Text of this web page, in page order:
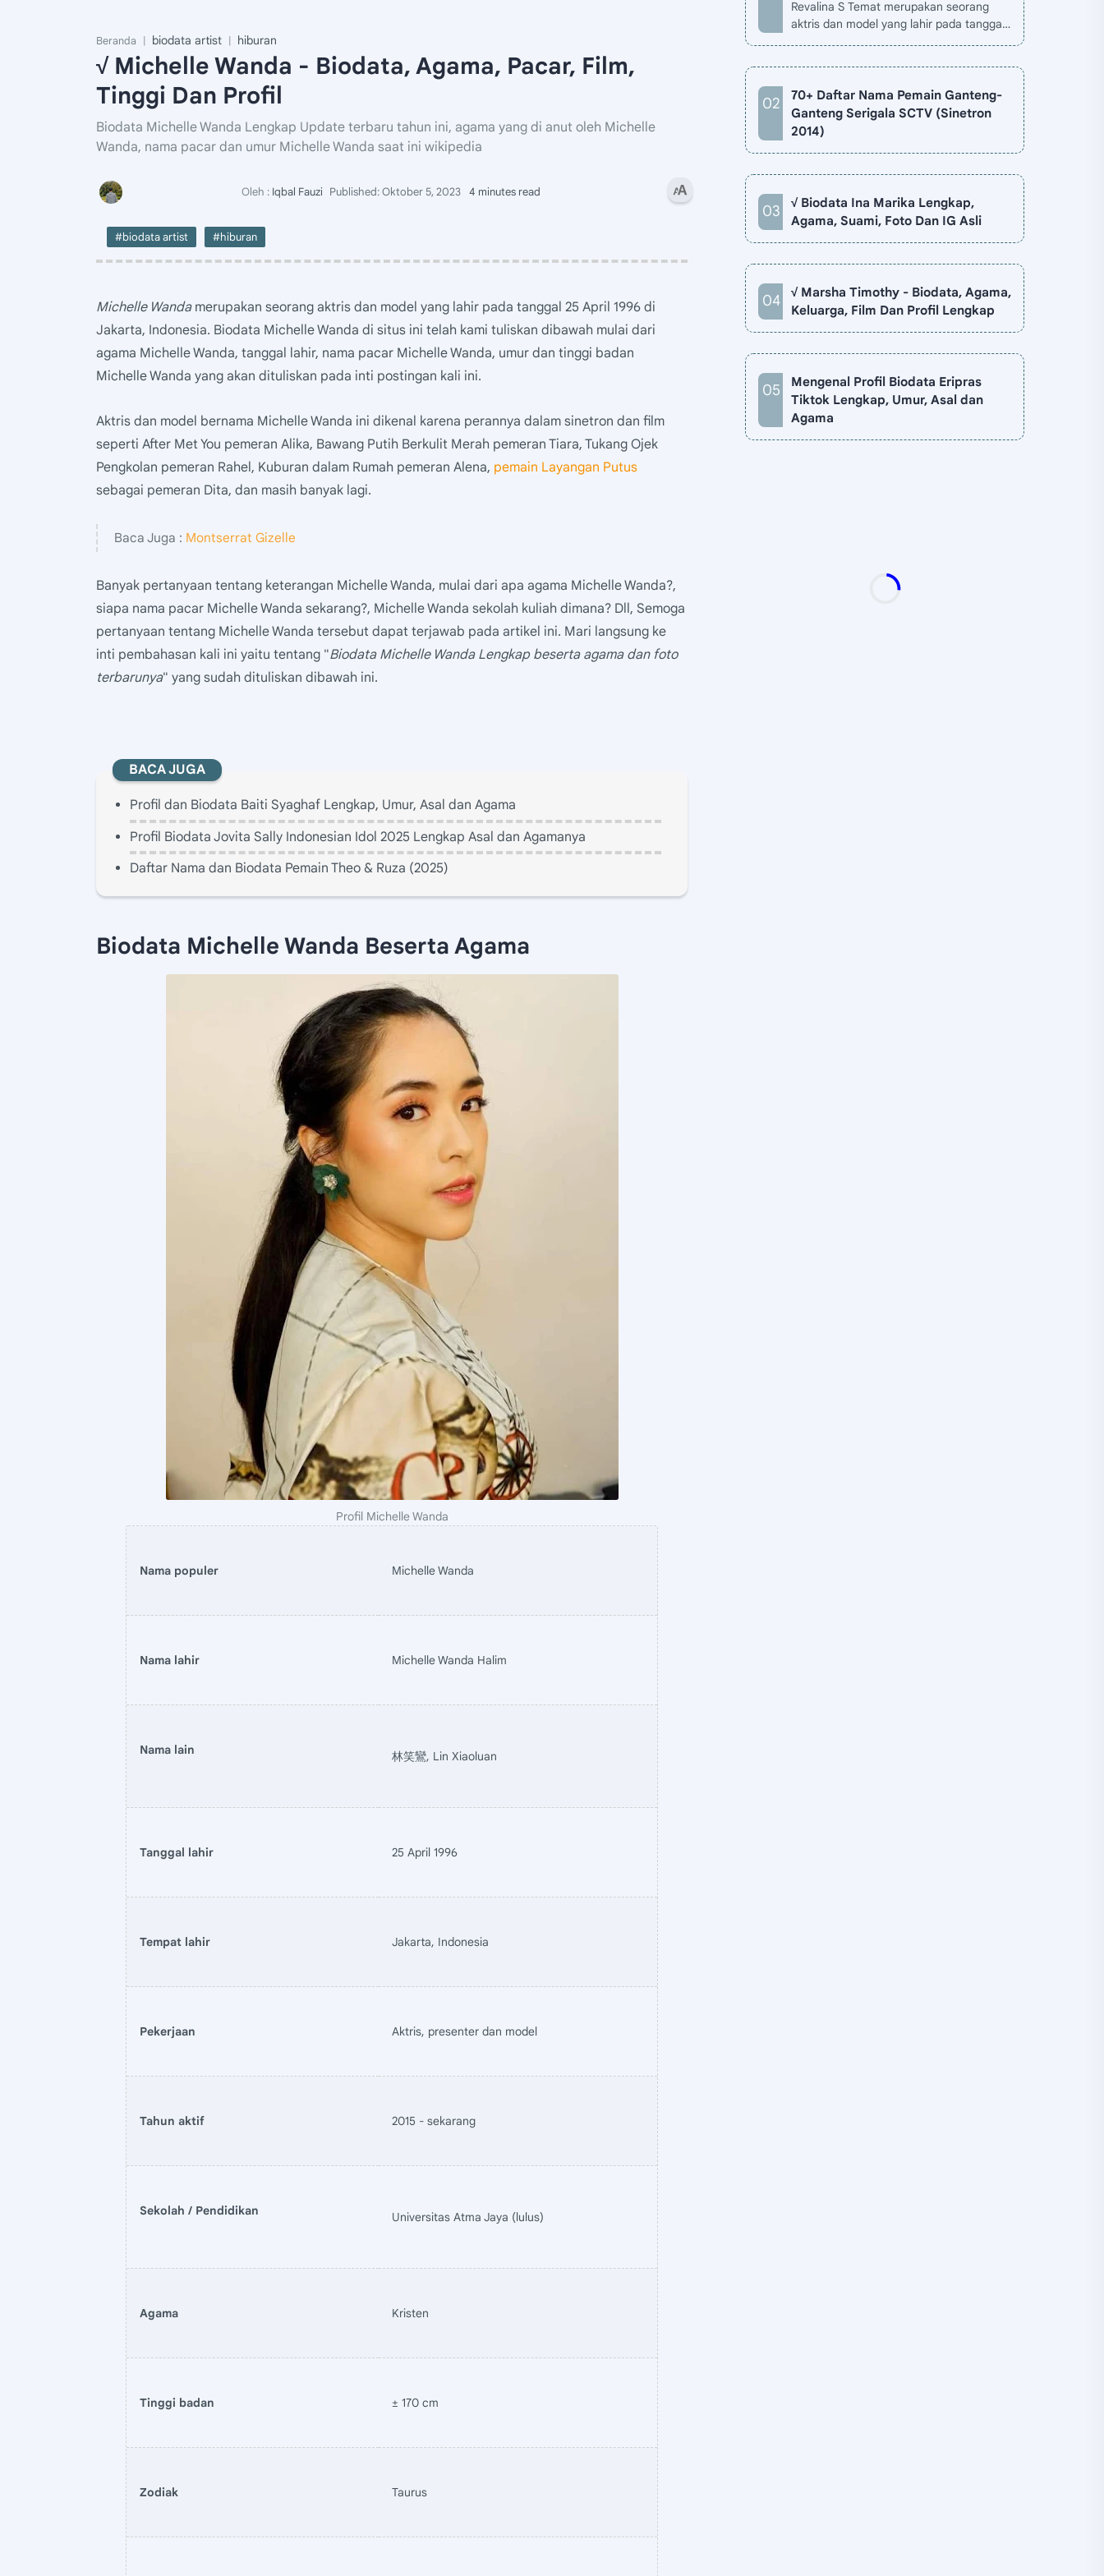
Beranda biodata artist hiburan
√ Michelle Wanda - Biodata, Agama, Pacar, Film,
Tinggi Dan Profil
Biodata Michelle Wanda Lengkap Update terbaru tahun ini, agama yang di anut oleh Michelle
Wanda, nama pacar dan umur Michelle Wanda saat ini wikipedia
4 minutes read
#biodata artist #hiburan
Michelle Wandamerupakan seorang aktris dan model yang lahir pada tanggal 25 April 1996 di
Jakarta, Indonesia. Biodata Michelle Wanda di situs ini telah kami tuliskan dibawah mulai dari
agama Michelle Wanda, tanggal lahir, nama pacar Michelle Wanda, umur dan tinggi badan
Michelle Wanda yang akan dituliskan pada inti postingan kali ini.
Aktris dan model bernama Michelle Wanda ini dikenal karena perannya dalam sinetron dan film
seperti After Met You pemeran Alika, Bawang Putih Berkulit Merah pemeran Tiara, Tukang Ojek
Pengkolan pemeran Rahel, Kuburan dalam Rumah pemeran Alena, pemain Layangan Putus
sebagai pemeran Dita, dan masih banyak lagi.
Baca Juga : Montserrat Gizelle
Banyak pertanyaan tentang keterangan Michelle Wanda, mulai dari apa agama Michelle Wanda?,
siapa nama pacar Michelle Wanda sekarang?, Michelle Wanda sekolah kuliah dimana? Dll, Semoga
pertanyaan tentang Michelle Wanda tersebut dapat terjawab pada artikel ini. Mari langsung ke
inti pembahasan kali ini yaitu tentang "Biodata Michelle Wanda Lengkap beserta agama dan foto
terbarunya" yang sudah dituliskan dibawah ini.
BACA JUGA
Profil dan Biodata Baiti Syaghaf Lengkap, Umur, Asal dan Agama
Profil Biodata Jovita Sally Indonesian Idol 2025 Lengkap Asal dan Agamanya
Daftar Nama dan Biodata Pemain Theo & Ruza (2025)
Biodata Michelle Wanda Beserta Agama
Profil Michelle Wanda
Nama populer Michelle Wanda
Nama lahir Michelle Wanda Halim
Nama lain 林笑鸞, Lin Xiaoluan
Tanggal lahir 25 April 1996
Tempat lahir Jakarta, Indonesia
Pekerjaan Aktris, presenter dan model
Tahun aktif 2015 - sekarang
Sekolah / Pendidikan Universitas Atma Jaya (lulus)
Agama Kristen
Tinggi badan ± 170 cm
Zodiak Taurus
Revalina S Temat merupakan seorang
aktris dan model yang lahir pada tanggal
70+ Daftar Nama Pemain Ganteng-
Ganteng Serigala SCTV (Sinetron
2014)
√ Biodata Ina Marika Lengkap,
Agama, Suami, Foto Dan IG Asli
√ Marsha Timothy - Biodata, Agama,
Keluarga, Film Dan Profil Lengkap
Mengenal Profil Biodata Eripras
Tiktok Lengkap, Umur, Asal dan
Agama